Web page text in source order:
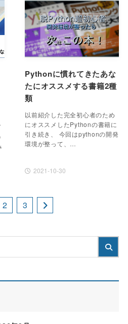
Pythonに慣れてきたあな
たにオススメする書籍2種
類
以前紹介した完全初心者のため
にオススメしたPythonの書籍に
引き続き、 今回はpythonの開発
環境が整って、…
2021-10-30
2 3